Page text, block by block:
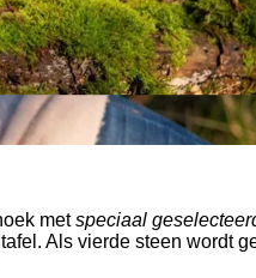
metspeciaal
Als vierde steen wordt